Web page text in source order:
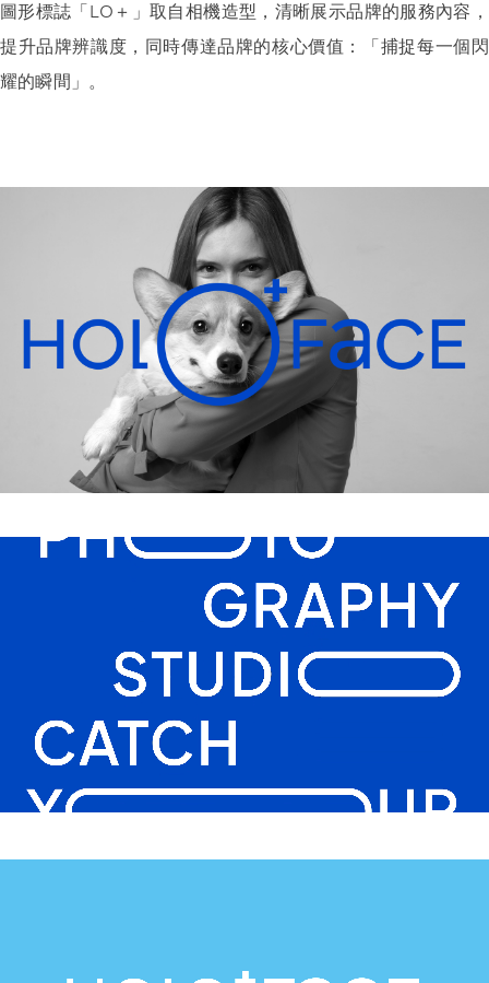
圖形標誌「LO＋」取自相機造型，清晰展示品牌的服務內容，
提升品牌辨識度，同時傳達品牌的核心價值：「捕捉每一個閃
耀的瞬間」。